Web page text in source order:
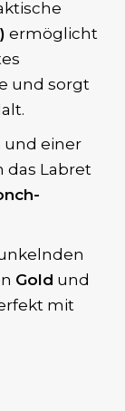
ermöglicht
und sorgt
und einer
das Labret
Gold und
mit